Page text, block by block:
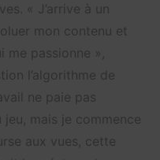
« J’arrive à un
mon contenu et
me passionne »,
l’algorithme de
ne paie pas
mais je commence
aux vues, cette